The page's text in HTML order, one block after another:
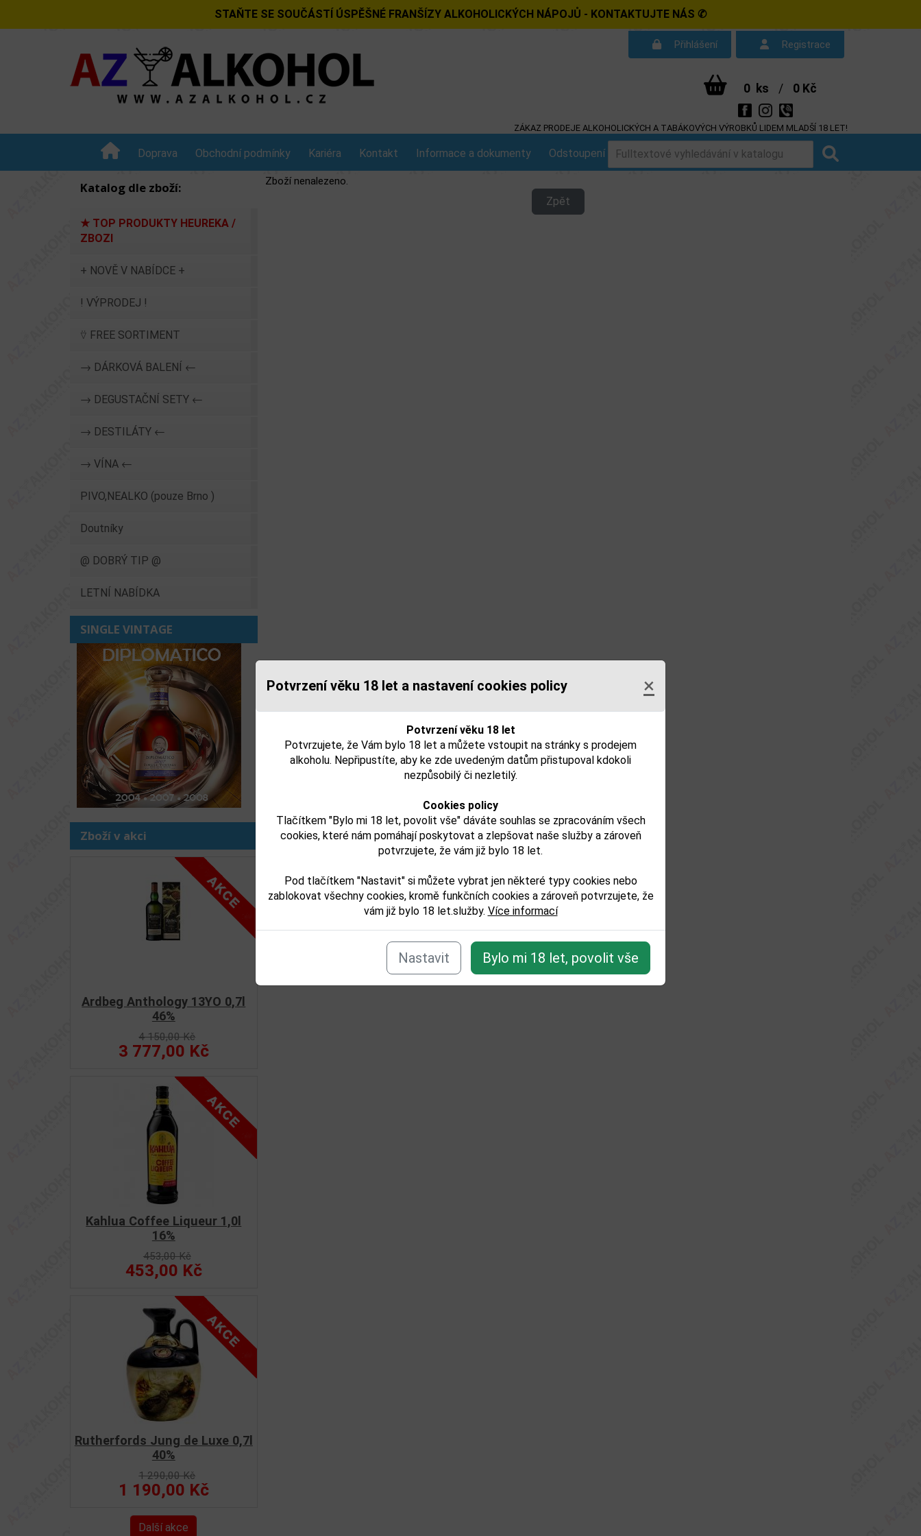
Potvrzení věku 18 let a nastavení cookies policy ×
Potvrzení věku 18 let
Potvrzujete, že Vám bylo 18 let a můžete vstoupit na stránky s prodejem
alkoholu. Nepřipustíte, aby ke zde uvedeným datům přistupoval kdokoli
nezpůsobilý či nezletilý.
Cookies policy
Tlačítkem "Bylo mi 18 let, povolit vše" dáváte souhlas se zpracováním všech
cookies, které nám pomáhají poskytovat a zlepšovat naše služby a zároveň
potvrzujete, že vám již bylo 18 let.
Pod tlačítkem "Nastavit" si můžete vybrat jen některé typy cookies nebo
zablokovat všechny cookies, kromě funkčních cookies a zároveň potvrzujete, že
vám již bylo 18 let.služby. Více informací
Nastavit Bylo mi 18 let, povolit vše
STAŇTE SE SOUČÁSTÍ ÚSPĚŠNÉ FRANŠÍZY ALKOHOLICKÝCH NÁPOJŮ - KONTAKTUJTE NÁS ✆
Přihlášení Registrace
0 ks / 0 Kč
ZÁKAZ PRODEJE ALKOHOLICKÝCH A TABÁKOVÝCH VÝROBKŮ LIDEM MLADŠÍ 18 LET!
Doprava Obchodní podmínky Kariéra Kontakt Informace a dokumenty Odstoupení od smlouvy Dotazy
Katalog dle zboží:
★ TOP PRODUKTY HEUREKA /
ZBOZI
+ NOVĚ V NABÍDCE +
! VÝPRODEJ !
⍢ FREE SORTIMENT
→ DÁRKOVÁ BALENÍ ←
→ DEGUSTAČNÍ SETY ←
→ DESTILÁTY ←
→ VÍNA ←
PIVO,NEALKO (pouze Brno )
Doutníky
@ DOBRÝ TIP @
LETNÍ NABÍDKA
SINGLE VINTAGE
Zboží v akci
Ardbeg Anthology 13YO 0,7l
46%
4 150,00 Kč
3 777,00 Kč
Kahlua Coffee Liqueur 1,0l
16%
453,00 Kč
453,00 Kč
Rutherfords Jung de Luxe 0,7l
40%
1 290,00 Kč
1 190,00 Kč
Další akce
Zboží nenalezeno.
Zpět